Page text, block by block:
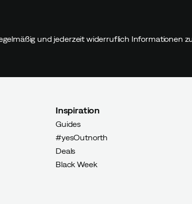
und jederzeit widerruflich Informationen
Inspiration
Guides
#yesOutnorth
Deals
Black Week